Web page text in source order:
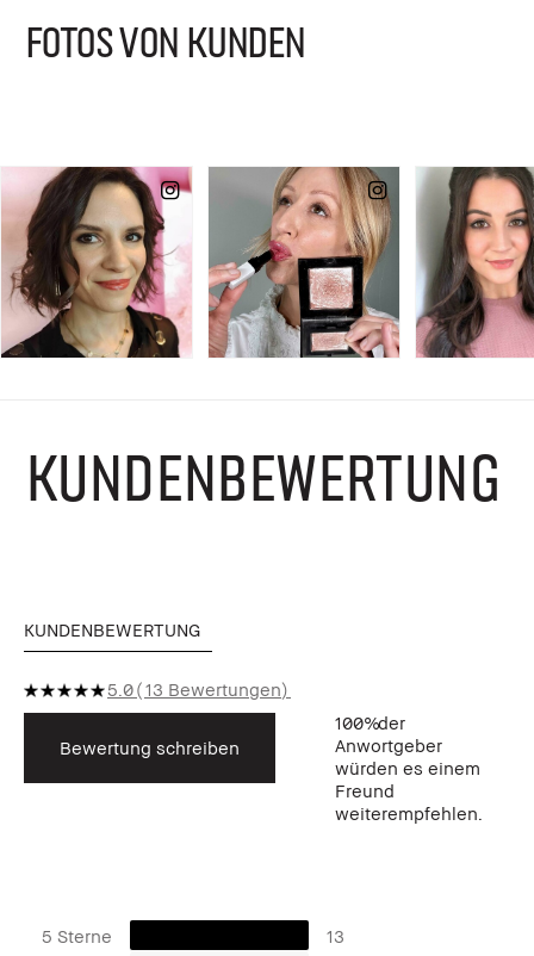
FOTOS VON KUNDEN
KUNDENBEWERTUNG
KUNDENBEWERTUNG
5.0 13 Bewertungen
Bewertung schreiben
100%der
Anwortgeber
würden es einem
Freund
weiterempfehlen.
5 Sterne
13